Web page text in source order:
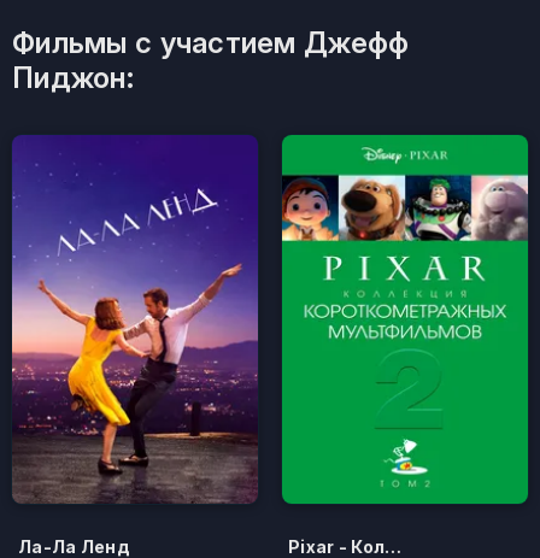
Фильмы с участием Джефф
Пиджон:
Ла-Ла Ленд Pixar - Коллекция короткометражных мультфильмов 2